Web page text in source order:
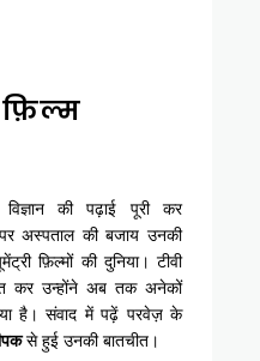
फ़िल्म
की पढ़ाई पूरी कर
अस्पताल की बजाय उनकी
फ़िल्मों की दुनिया। टीवी
कर उन्होंने अब तक अनेकों
है। संवाद में पढ़ें परवेज़ के
से हुई उनकी बातचीत।